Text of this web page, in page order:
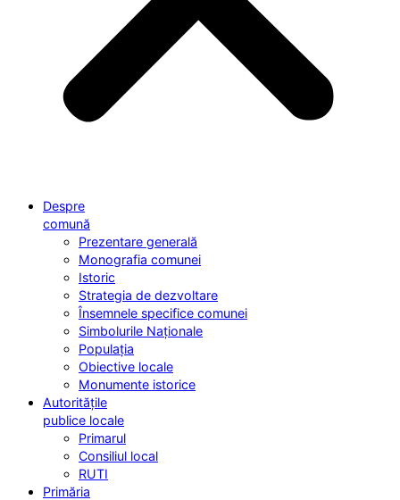
Despre
comună
Prezentare generală
Monografia comunei
Istoric
Strategia de dezvoltare
Însemnele specifice comunei
Simbolurile Naționale
Populația
Obiective locale
Monumente istorice
Autoritățile
publice locale
Primarul
Consiliul local
RUTI
Primăria